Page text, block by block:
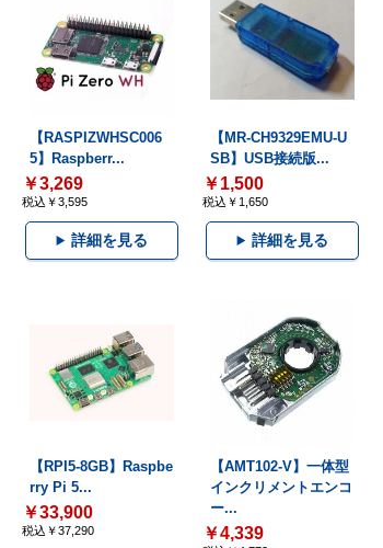
【RASPIZWHSC006
5】Raspberr...
￥3,269
税込￥3,595
詳細を見る
【MR-CH9329EMU-U
SB】USB接続版...
￥1,500
税込￥1,650
詳細を見る
【RPI5-8GB】Raspbe
rry Pi 5...
￥33,900
税込￥37,290
【AMT102-V】一体型
インクリメントエンコ
ー...
￥4,339